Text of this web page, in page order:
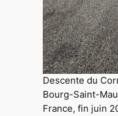
Descente du
Bourg-Saint-
France, fin juin